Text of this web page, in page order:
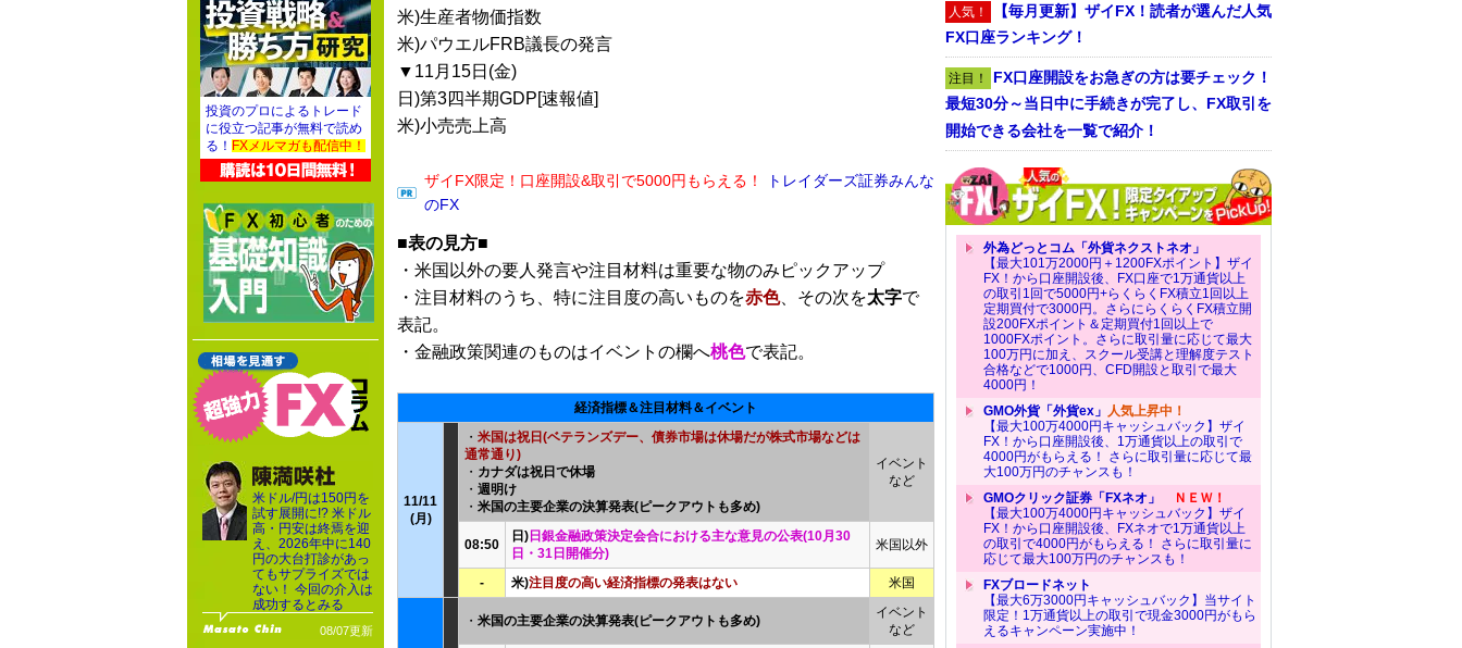
米)生産者物価指数
米)パウエルFRB議長の発言
▼11月15日(金)
日)第3四半期GDP[速報値]
米)小売売上高
ザイFX限定！口座開設&取引で5000円もらえる！
トレイダーズ証券みんな
のFX
■表の見方■
・米国以外の要人発言や注目材料は重要な物のみピックアップ
・注目材料のうち、特に注目度の高いものを赤色、その次を太字で
表記。
・金融政策関連のものはイベントの欄へ桃色で表記。
経済指標＆注目材料＆イベント
11/11
(月)
・ 米国は祝日(ベテランズデー、債券市場は休場だが株式市場などは
通常通り)
・ カナダは祝日で休場
・ 週明け
・ 米国の主要企業の決算発表(ピークアウトも多め)
イベント
など
08:50
日) 日銀金融政策決定会合における主な意見の公表(10月30
日・31日開催分)
米国以外
- 米)注目度の高い経済指標の発表はない 米国
・ 米国の主要企業の決算発表(ピークアウトも多め)
イベント
など
人気！ 【毎月更新】ザイFX！読者が選んだ人気
FX口座ランキング！
注目！ FX口座開設をお急ぎの方は要チェック！
最短30分～当日中に手続きが完了し、FX取引を
開始できる会社を一覧で紹介！
外為どっとコム「外貨ネクストネオ」
【最大101万2000円＋1200FXポイント】ザイ
FX！から口座開設後、FX口座で1万通貨以上
の取引1回で5000円+らくらくFX積立1回以上
定期買付で3000円。さらにらくらくFX積立開
設200FXポイント＆定期買付1回以上で
1000FXポイント。さらに取引量に応じて最大
100万円に加え、スクール受講と理解度テスト
合格などで1000円、CFD開設と取引で最大
4000円！
GMO外貨「外貨ex」 人気上昇中！
【最大100万4000円キャッシュバック】ザイ
FX！から口座開設後、1万通貨以上の取引で
4000円がもらえる！ さらに取引量に応じて最
大100万円のチャンスも！
GMOクリック証券「FXネオ」
ＮＥＷ！
【最大100万4000円キャッシュバック】ザイ
FX！から口座開設後、FXネオで1万通貨以上
の取引で4000円がもらえる！ さらに取引量に
応じて最大100万円のチャンスも！
FXブロードネット
【最大6万3000円キャッシュバック】当サイト
限定！1万通貨以上の取引で現金3000円がもら
えるキャンペーン実施中！
投資のプロによるトレード
に役立つ記事が無料で読め
る！ FXメルマガも配信中！
米ドル/円は150円を
試す展開に!? 米ドル
高・円安は終焉を迎
え、2026年中に140
円の大台打診があっ
てもサプライズでは
ない！ 今回の介入は
成功するとみる
08/07更新